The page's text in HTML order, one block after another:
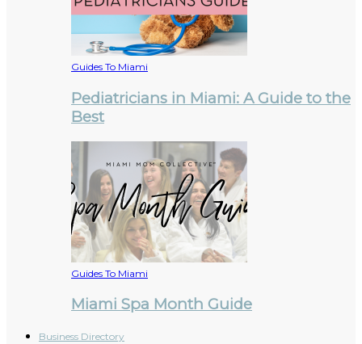
Guides To Miami
Pediatricians in Miami: A Guide to the
Best
Guides To Miami
Miami Spa Month Guide
Business Directory